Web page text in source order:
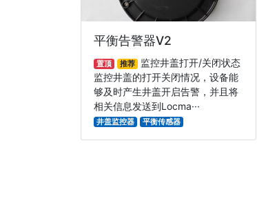
平衡告警器V2
置顶 推荐
监控井盖打开/关闭状态
监控井盖的打开关闭情况，设备能
够及时产生井盖开启告警，并且将
相关信息发送到Locma···
井盖监控器 平衡传感器